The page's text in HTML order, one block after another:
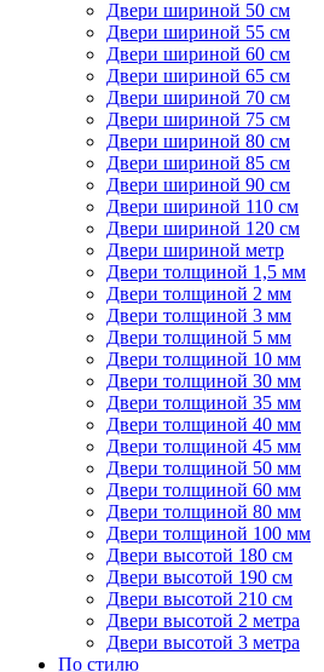
Двери шириной 50 см
Двери шириной 55 см
Двери шириной 60 см
Двери шириной 65 см
Двери шириной 70 см
Двери шириной 75 см
Двери шириной 80 см
Двери шириной 85 см
Двери шириной 90 см
Двери шириной 110 см
Двери шириной 120 см
Двери шириной метр
Двери толщиной 1,5 мм
Двери толщиной 2 мм
Двери толщиной 3 мм
Двери толщиной 5 мм
Двери толщиной 10 мм
Двери толщиной 30 мм
Двери толщиной 35 мм
Двери толщиной 40 мм
Двери толщиной 45 мм
Двери толщиной 50 мм
Двери толщиной 60 мм
Двери толщиной 80 мм
Двери толщиной 100 мм
Двери высотой 180 см
Двери высотой 190 см
Двери высотой 210 см
Двери высотой 2 метра
Двери высотой 3 метра
По стилю